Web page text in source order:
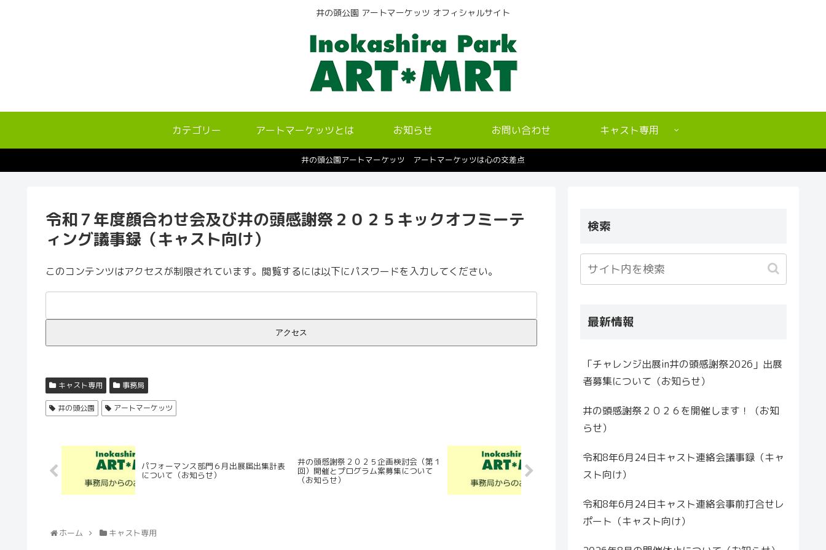
井の頭公園 アートマーケッツ オフィシャルサイト
カテゴリー アートマーケッツとは お知らせ お問い合わせ キャスト専用
井の頭公園アートマーケッツ アートマーケッツは心の交差点
令和７年度顔合わせ会及び井の頭感謝祭２０２５キックオフミーテ
ィング議事録（キャスト向け）
このコンテンツはアクセスが制限されています。閲覧するには以下にパスワードを入力してください。
キャスト専用 事務局
井の頭公園 アートマーケッツ
パフォーマンス部門６月出展届出集計表
について（お知らせ）
井の頭感謝祭２０２５企画検討会（第１
回）開催とプログラム案募集について
（お知らせ）
ホーム キャスト専用
検索
最新情報
「チャレンジ出展in井の頭感謝祭2026」出展
者募集について（お知らせ）
井の頭感謝祭２０２６を開催します！（お知
らせ）
令和8年6月24日キャスト連絡会議事録（キャ
スト向け）
令和8年6月24日キャスト連絡会事前打合せレ
ポート（キャスト向け）